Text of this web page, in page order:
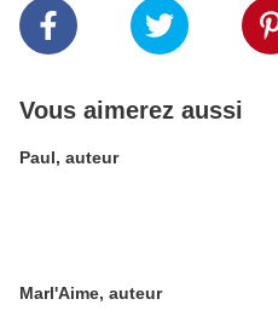
Vous aimerez aussi
Paul, auteur
Marl'Aime, auteur